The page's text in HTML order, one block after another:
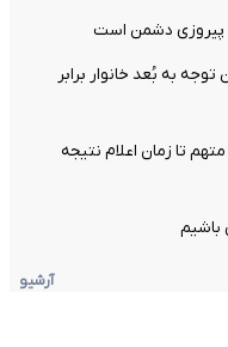
پیروزی دشمن است
به بُعد خانوار برابر
تا زمان اعلام نتیجه
باشیم
آرشیو